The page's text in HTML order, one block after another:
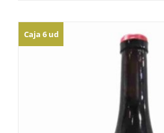
Caja 6 ud